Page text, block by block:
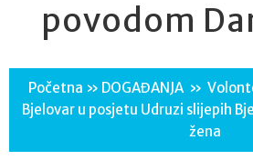
povodom
Početna » DOGAĐANJA »
Bjelovar u posjetu Udruzi slijepih
žena